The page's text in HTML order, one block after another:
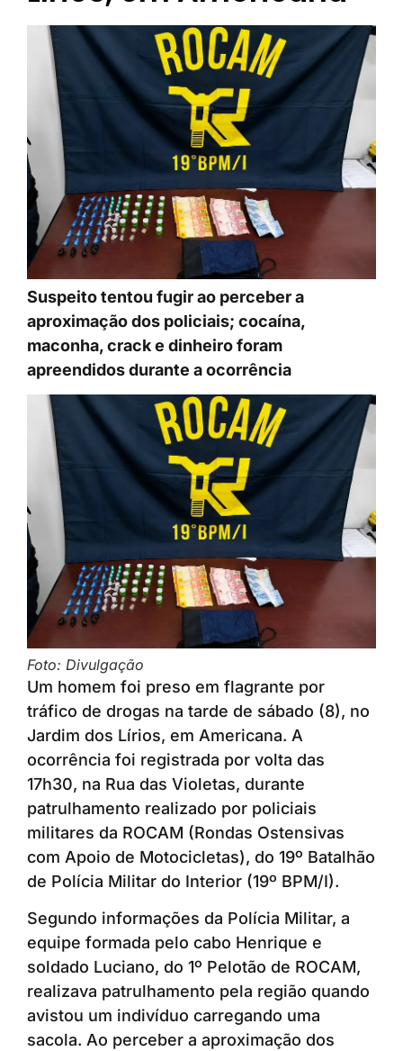
Suspeito tentou fugir ao perceber a
aproximação dos policiais; cocaína,
maconha, crack e dinheiro foram
apreendidos durante a ocorrência
Foto: Divulgação
Um homem foi preso em flagrante por
tráfico de drogas na tarde de sábado (8), no
Jardim dos Lírios, em Americana. A
ocorrência foi registrada por volta das
17h30, na Rua das Violetas, durante
patrulhamento realizado por policiais
militares da ROCAM (Rondas Ostensivas
com Apoio de Motocicletas), do 19º Batalhão
de Polícia Militar do Interior (19º BPM/I).
Segundo informações da Polícia Militar, a
equipe formada pelo cabo Henrique e
soldado Luciano, do 1º Pelotão de ROCAM,
realizava patrulhamento pela região quando
avistou um indivíduo carregando uma
sacola. Ao perceber a aproximação dos